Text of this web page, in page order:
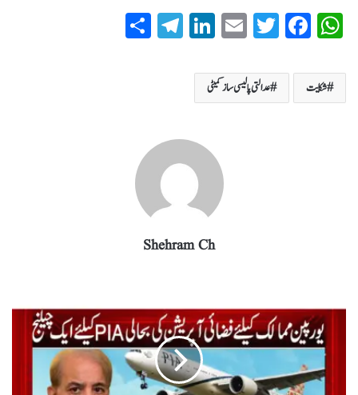
W
ha
ts
A
Fa
ce
bo
ok
T
wi
tte
r
E
m
ail
Li
nk
T
el
شکایت عدالتی پالیسی ساز کمیٹی
Shehram Ch